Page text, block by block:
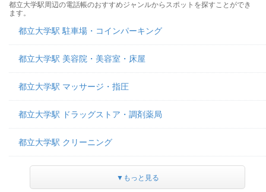
都立大学駅周辺の電話帳のおすすめジャンルからスポットを探すことができ
ます。
都立大学駅 駐車場・コインパーキング
都立大学駅 美容院・美容室・床屋
都立大学駅 マッサージ・指圧
都立大学駅 ドラッグストア・調剤薬局
都立大学駅 クリーニング
▼もっと見る